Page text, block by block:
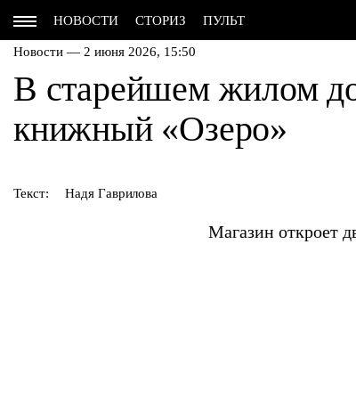
НОВОСТИ СТОРИЗ ПУЛЬТ
Новости — 2 июня 2026, 15:50
В старейшем жилом
книжный «Озеро»
Текст: Надя Гаврилова
Магазин откроет